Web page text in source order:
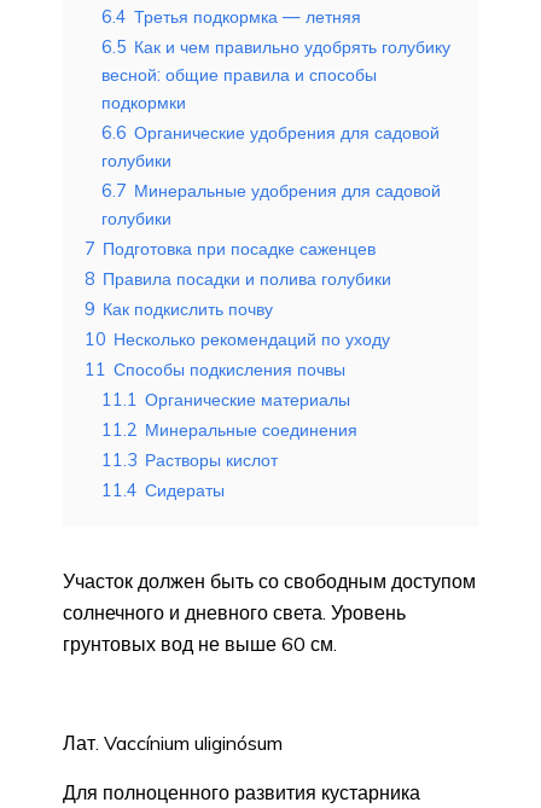
6.4 Третья подкормка — летняя
6.5 Как и чем правильно удобрять голубику
весной: общие правила и способы
подкормки
6.6 Органические удобрения для садовой
голубики
6.7 Минеральные удобрения для садовой
голубики
7 Подготовка при посадке саженцев
8 Правила посадки и полива голубики
9 Как подкислить почву
10 Несколько рекомендаций по уходу
11 Способы подкисления почвы
11.1 Органические материалы
11.2 Минеральные соединения
11.3 Растворы кислот
11.4 Сидераты
Участок должен быть со свободным доступом
солнечного и дневного света. Уровень
грунтовых вод не выше 60 см.
Лат. Vaccínium uliginósum
Для полноценного развития кустарника